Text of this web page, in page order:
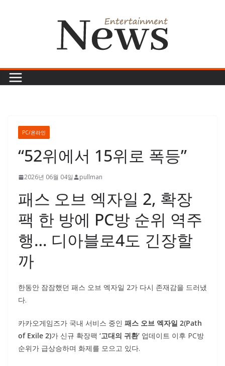
PC/온라인
“52위에서 15위로 폭등”
2026년 06월 04일 pullman
패스 오브 엑자일 2, 확장
팩 한 방에 PC방 순위 역주
행… 디아블로4도 긴장할
까
한동안 잠잠했던 패스 오브 엑자일 2가 다시 존재감을 드러냈
다.
카카오게임즈가 국내 서비스 중인 패스 오브 엑자일 2(Path
of Exile 2)가 신규 확장팩 ‘고대의 귀환’ 업데이트 이후 PC방
순위가 급상승하며 화제를 모으고 있다.